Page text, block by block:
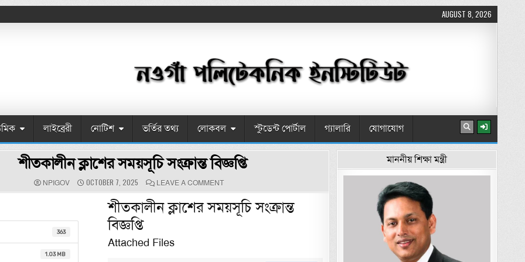
AUGUST 8, 2026
লাইব্রেরী নোটিশ ভর্তির তথ্য লোকবল স্টুডেন্ট পোর্টাল গ্যালারি যোগাযোগ
শীতকালীন ক্লাশের সময়সূচি সংক্রান্ত বিজ্ঞপ্তি
AUTHOR:
NPIGOV PUBLISHED DATE:
OCTOBER 7, 2025 LEAVE A COMMENTON শীতকালীন ক্লাশের সময়সূচি সংক্রান্ত বিজ্ঞপ্তি
363
1.03 MB
শীতকালীন ক্লাশের সময়সূচি সংক্রান্ত
বিজ্ঞপ্তি
Attached Files
মাননীয় শিক্ষা মন্ত্রী